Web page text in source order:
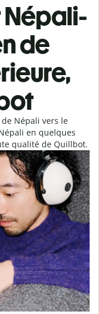
Népali-
de
Népali vers le
en quelques
qualité de Quillbot.